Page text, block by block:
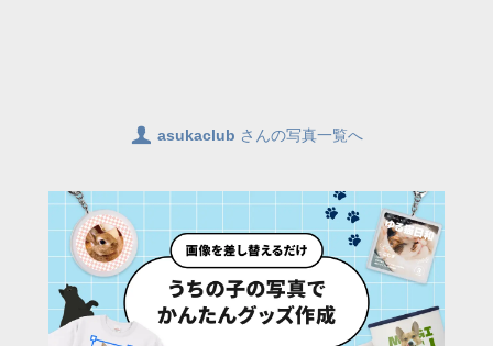
👤 asukaclub さんの写真一覧へ